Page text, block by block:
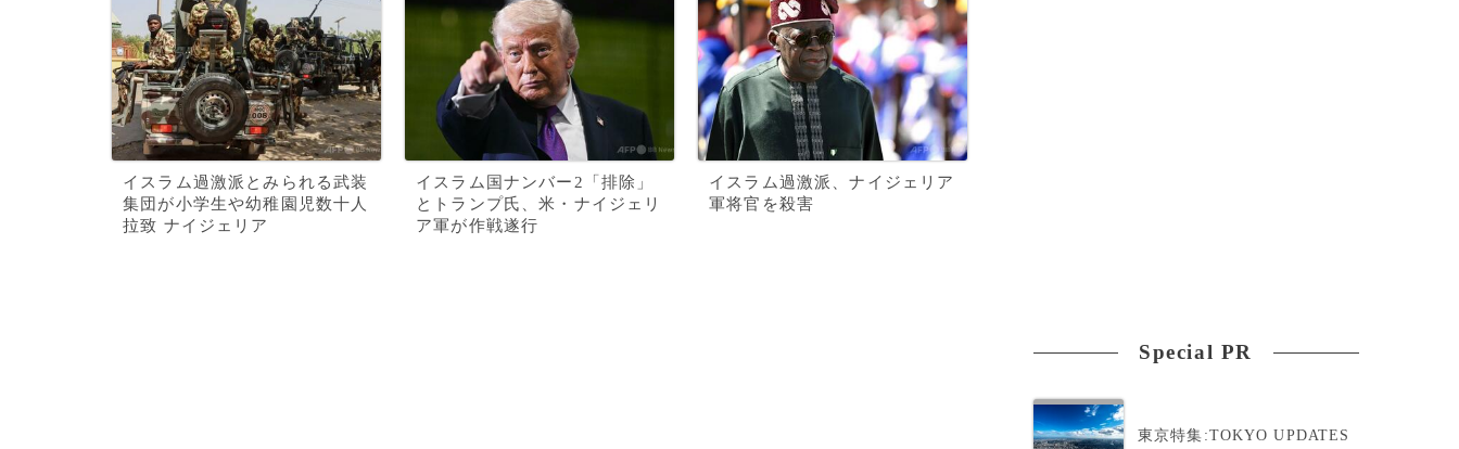
イスラム過激派とみられる武装
集団が小学生や幼稚園児数十人
拉致 ナイジェリア
イスラム国ナンバー2「排除」
とトランプ氏、米・ナイジェリ
ア軍が作戦遂行
イスラム過激派、ナイジェリア
軍将官を殺害
Special PR
東京特集:TOKYO UPDATES